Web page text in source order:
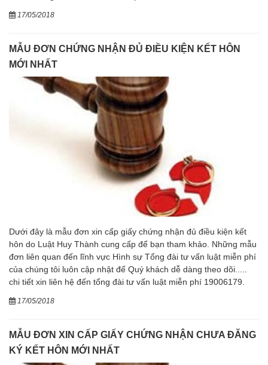
17/05/2018
MẪU ĐƠN CHỨNG NHẬN ĐỦ ĐIỀU KIỆN KẾT HÔN
MỚI NHẤT
Dưới đây là mẫu đơn xin cấp giấy chứng nhận đủ điều kiện kết
hôn do Luật Huy Thành cung cấp để bạn tham khảo. Những mẫu
đơn liên quan đến lĩnh vực Hình sự Tổng đài tư vấn luật miễn phí
của chúng tôi luôn cập nhật để Quý khách dễ dàng theo dõi.....
chi tiết xin liên hệ đến tổng đài tư vấn luật miễn phí 19006179.
17/05/2018
MẪU ĐƠN XIN CẤP GIẤY CHỨNG NHẬN CHƯA ĐĂNG
KÝ KẾT HÔN MỚI NHẤT